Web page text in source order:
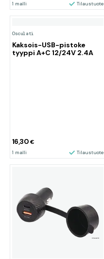
1 malli Tilaustuote
Osculati
Kaksois-USB-pistoke
tyyppi A+C 12/24V 2.4A
16,30 €
1 malli Tilaustuote